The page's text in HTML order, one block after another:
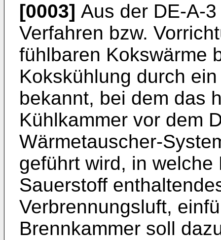
[0003] Aus der DE-A-
Verfahren bzw.
fühlbaren Kokswärme
Kokskühlung durch
bekannt, bei dem das
Kühlkammer vor dem
Wärmetauscher-
geführt wird, in
Sauerstoff
Verbrennungsluft,
Brennkammer soll